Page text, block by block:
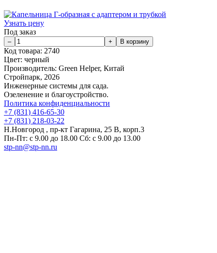
Узнать цену
Под заказ
Код товара: 2740
Цвет: черный
Производитель: Green Helper, Китай
Стройпарк, 2026
Инженерные системы для сада.
Озеленение и благоустройство.
Политика конфиденциальности
+7 (831) 416-65-30
+7 (831) 218-03-22
Н.Новгород , пр-кт Гагарина, 25 В, корп.3
Пн-Пт: с 9.00 до 18.00 Сб: с 9.00 до 13.00
stp-nn@stp-nn.ru